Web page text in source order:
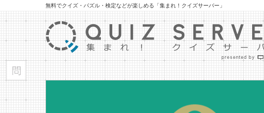
無料でクイズ・パズル・検定などが楽しめる「集まれ！クイズサーバー」